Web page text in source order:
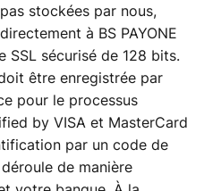
stockées par nous,
à BS PAYONE
SSL sécurisé de 128 bits.
être enregistrée par
pour le processus
by VISA et MasterCard
par un code de
de manière